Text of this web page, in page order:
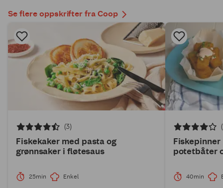
Se flere oppskrifter fra Coop
(3)
Fiskekaker med pasta og
grønnsaker i fløtesaus
25min Enkel
potetbåter
40min